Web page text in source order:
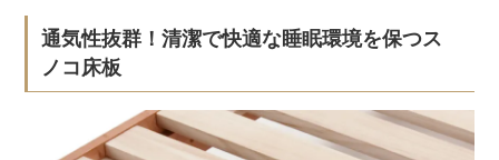
通気性抜群！清潔で快適な睡眠環境を保つス
ノコ床板